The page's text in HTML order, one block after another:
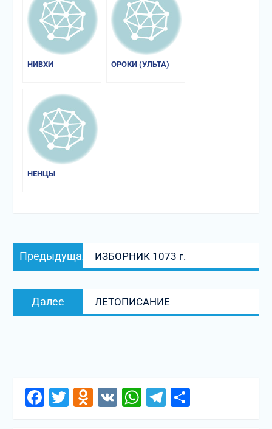
НИВХИ ОРОКИ (УЛЬТА)
НЕНЦЫ
Навигация
по
Предыдущая
запись:
ИЗБОРНИК 1073 г.
Далее
запись:
ЛЕТОПИСАНИЕ
Facebook
Twitter
Odnoklassniki
VKWhatsApp
Telegram